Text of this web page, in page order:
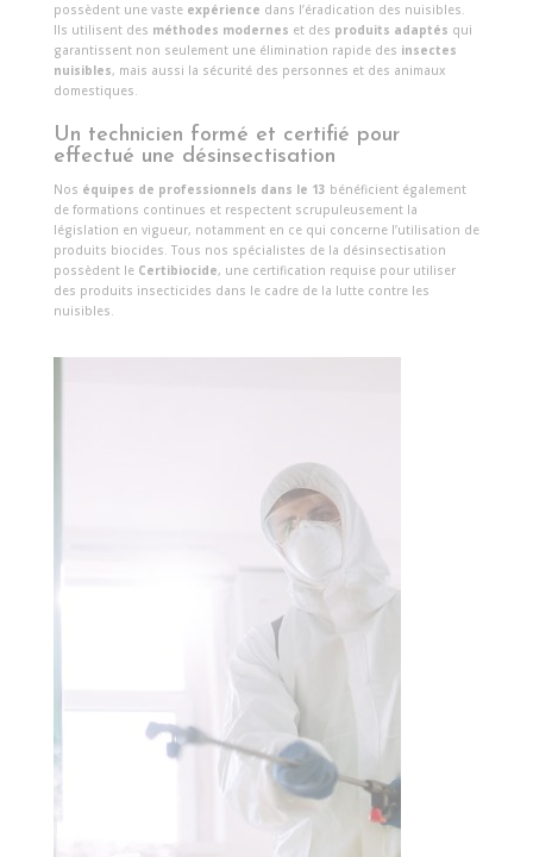
possèdent une vaste expérience dans l’éradication des nuisibles.
Ils utilisent des méthodes modernes et des produits adaptés qui
garantissent non seulement une élimination rapide des insectes
nuisibles, mais aussi la sécurité des personnes et des animaux
domestiques.
Un technicien formé et certifié pour
effectué une désinsectisation
Nos équipes de professionnels dans le 13 bénéficient également
de formations continues et respectent scrupuleusement la
législation en vigueur, notamment en ce qui concerne l’utilisation de
produits biocides. Tous nos spécialistes de la désinsectisation
possèdent le Certibiocide, une certification requise pour utiliser
des produits insecticides dans le cadre de la lutte contre les
nuisibles.